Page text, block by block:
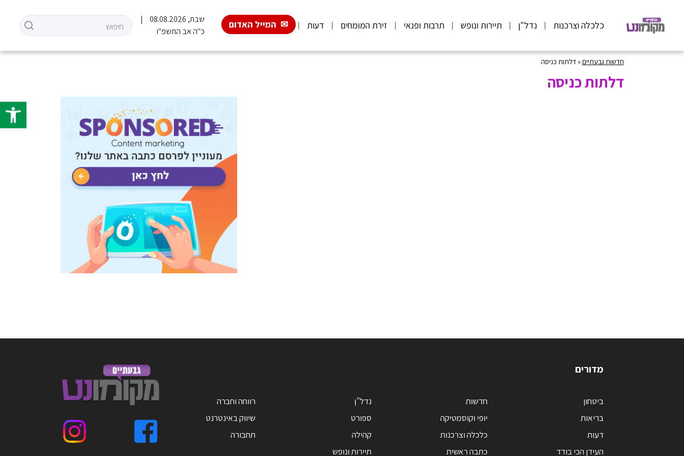
פתח
כלכלה וצרכנות נדל"ן תיירות ונופש תרבות ופנאי זירת המומחים דעות המייל האדום
שבת, 08.08.2026
כ"ה אב התשפ"ו
חדשות גבעתיים»דלתות כניסה
דלתות כניסה
מדורים
ביטחון
בריאות
דעות
העידן הכי בודד
חדשות
יופי וקוסמטיקה
כלכלה וצרכנות
כתבה ראשית
נדל"ן
ספורט
קהילה
תיירות ונופש
רווחה וחברה
שיווק באינטרנט
תחבורה